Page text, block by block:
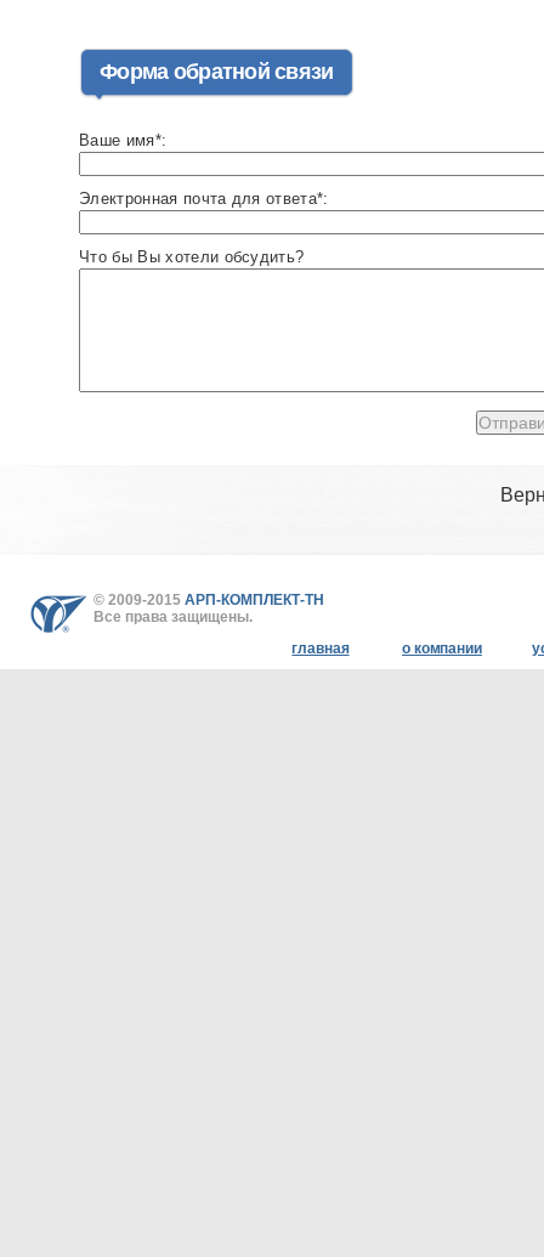
Форма обратной связи
Ваше имя*:
Электронная почта для ответа*:
Что бы Вы хотели обсудить?
© 2009-2015 АРП-КОМПЛЕКТ-ТН
Все права защищены.
главная
о компании